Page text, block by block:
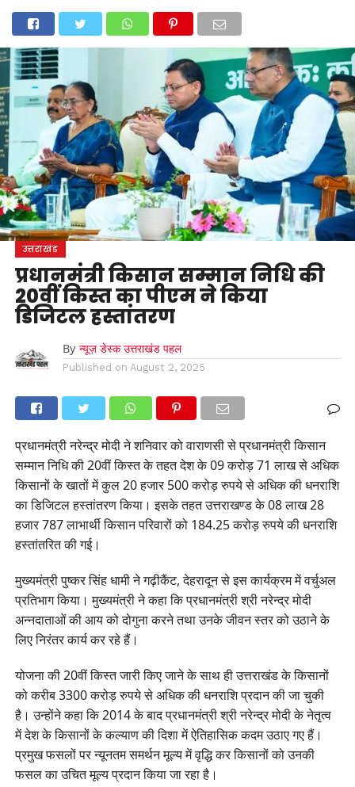
उत्तराखंडअल्मोड़ा चमोलीटिहरी गढ़वाल
देहरादूननैनीताल पौड़ी गढ़वालबागेश्वररुद्रप्रयागहरिद्वारदेशदुनिया
मनोरंजन
उत्तराखंड
प्रधानमंत्री किसान सम्मान निधि की
20वीं किस्त का पीएम ने किया
डिजिटल हस्तांतरण
By न्यूज़ डेस्क उत्तराखंड पहल
Published on August 2, 2025
प्रधानमंत्री नरेन्द्र मोदी ने शनिवार को वाराणसी से प्रधानमंत्री किसान
सम्मान निधि की 20वीं किस्त के तहत देश के 09 करोड़ 71 लाख से अधिक
किसानों के खातों में कुल 20 हजार 500 करोड़ रुपये से अधिक की धनराशि
का डिजिटल हस्तांतरण किया। इसके तहत उत्तराखण्ड के 08 लाख 28
हजार 787 लाभार्थी किसान परिवारों को 184.25 करोड़ रुपये की धनराशि
हस्तांतरित की गई।
मुख्यमंत्री पुष्कर सिंह धामी ने गढ़ीकैंट, देहरादून से इस कार्यक्रम में वर्चुअल
प्रतिभाग किया। मुख्यमंत्री ने कहा कि प्रधानमंत्री श्री नरेन्द्र मोदी
अन्नदाताओं की आय को दोगुना करने तथा उनके जीवन स्तर को उठाने के
लिए निरंतर कार्य कर रहे हैं।
योजना की 20वीं किस्त जारी किए जाने के साथ ही उत्तराखंड के किसानों
को करीब 3300 करोड़ रुपये से अधिक की धनराशि प्रदान की जा चुकी
है। उन्होंने कहा कि 2014 के बाद प्रधानमंत्री श्री नरेन्द्र मोदी के नेतृत्व
में देश के किसानों के कल्याण की दिशा में ऐतिहासिक कदम उठाए गए हैं।
प्रमुख फसलों पर न्यूनतम समर्थन मूल्य में वृद्धि कर किसानों को उनकी
फसल का उचित मूल्य प्रदान किया जा रहा है।